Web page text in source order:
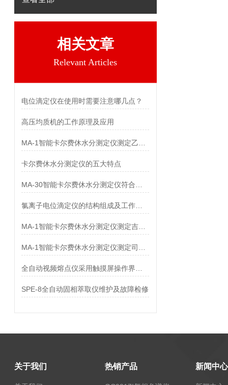
相关文章
Relevant Articles
电位滴定仪在使用时需要注意哪几点？
高压均质机的工作原理及应用
卡尔费休水分测定仪的五大特点
SPE-8全自动固相萃取仪维护及故障检修
关于我们 热销产品 新闻中心